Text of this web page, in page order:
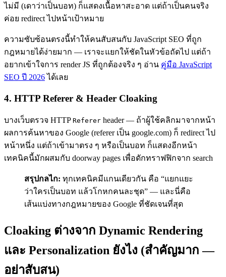
ไม่มี (เดาว่าเป็นบอท) ก็แสดงเนื้อหาสะอาด แต่ถ้าเป็นคนจริง
ค่อย redirect ไปหน้าเป้าหมาย
ความซับซ้อนตรงนี้ทำให้คนสับสนกับ JavaScript SEO ที่ถูก
กฎหมายได้ง่ายมาก — เราจะแยกให้ชัดในหัวข้อถัดไป แต่ถ้า
อยากเข้าใจการ render JS ที่ถูกต้องจริง ๆ อ่าน คู่มือ JavaScript
SEO ปี 2026ได้เลย
4. HTTP Referer & Header Cloaking
บางเว็บตรวจ HTTP Referer header — ถ้าผู้ใช้คลิกมาจากหน้า
ผลการค้นหาของ Google (referer เป็น google.com) ก็ redirect ไป
หน้าหนึ่ง แต่ถ้าเข้ามาตรง ๆ หรือเป็นบอท ก็แสดงอีกหน้า
เทคนิคนี้มักผสมกับ doorway pages เพื่อดักทราฟฟิกจาก search
สรุปกลไก: ทุกเทคนิคมีแกนเดียวกัน คือ “แยกแยะ
ว่าใครเป็นบอท แล้วโกหกคนละชุด” — และนี่คือ
เส้นแบ่งทางกฎหมายของ Google ที่ชัดเจนที่สุด
Cloaking ต่างจาก Dynamic Rendering
และ Personalization ยังไง (สำคัญมาก —
อย่าสับสน)